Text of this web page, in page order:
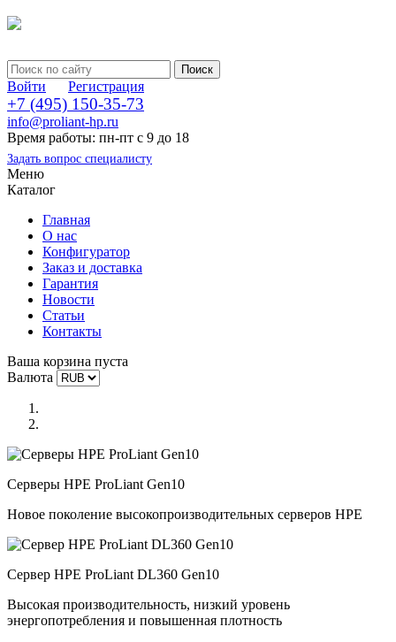
Войти Регистрация
+7 (495) 150-35-73
info@proliant-hp.ru
Время работы: пн-пт с 9 до 18
Задать вопрос специалисту
Меню
Каталог
Главная
О нас
Конфигуратор
Заказ и доставка
Гарантия
Новости
Статьи
Контакты
Ваша корзина пуста
Валюта
Серверы HPE ProLiant Gen10
Новое поколение высокопроизводительных серверов HPE
Сервер HPE ProLiant DL360 Gen10
Высокая производительность, низкий уровень
энергопотребления и повышенная плотность